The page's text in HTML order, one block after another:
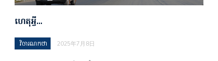
ហេតុអ្វី…
វិចារណកថា 2025年7月8日